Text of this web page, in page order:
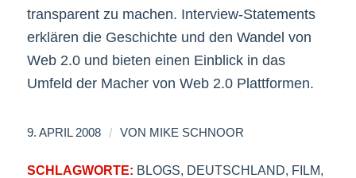
transparent zu machen. Interview-Statements
erklären die Geschichte und den Wandel von
Web 2.0 und bieten einen Einblick in das
Umfeld der Macher von Web 2.0 Plattformen.
9. APRIL 2008 / VON MIKE SCHNOOR
SCHLAGWORTE: BLOGS, DEUTSCHLAND, FILM,